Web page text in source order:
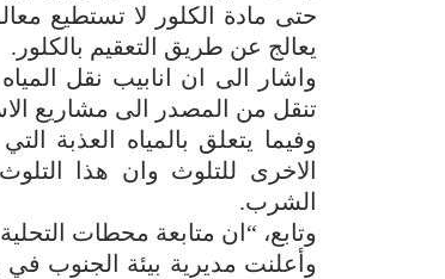
حتى مادة الكلور لا تستطيع
يعالج عن طريق التعقيم بالكلور.
واشار الى ان انابيب نقل
تنقل من المصدر الى مشاريع
وفيما يتعلق بالمياه العذبة
الاخرى للتلوث وان هذا
الشرب.
وتابع، “ان متابعة محطات
وأعلنت مديرية بيئة الجنوب